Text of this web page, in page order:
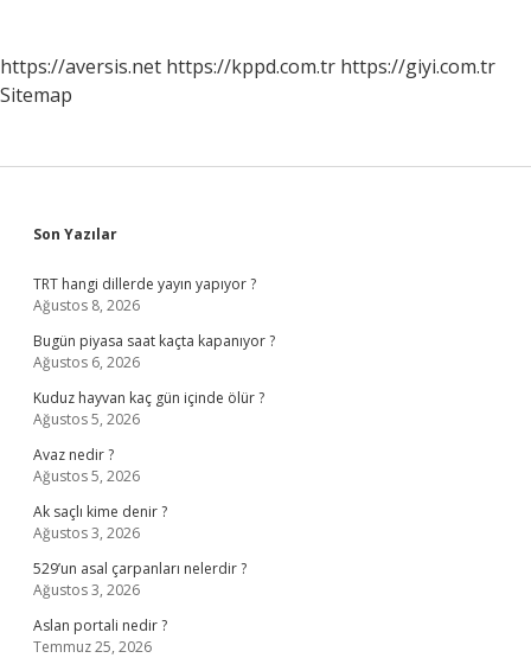
https://aversis.net https://kppd.com.tr https://giyi.com.tr
Sitemap
Sidebar
Son Yazılar
TRT hangi dillerde yayın yapıyor ?
Ağustos 8, 2026
Bugün piyasa saat kaçta kapanıyor ?
Ağustos 6, 2026
Kuduz hayvan kaç gün içinde ölür ?
Ağustos 5, 2026
Avaz nedir ?
Ağustos 5, 2026
Ak saçlı kime denir ?
Ağustos 3, 2026
529’un asal çarpanları nelerdir ?
Ağustos 3, 2026
Aslan portali nedir ?
Temmuz 25, 2026